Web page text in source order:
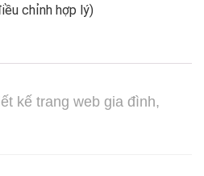
chỉnh hợp lý)
kế trang web gia đình,